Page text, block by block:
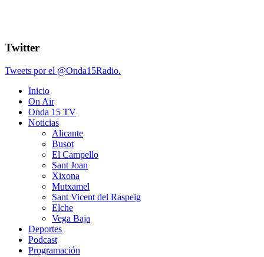
Twitter
Tweets por el @Onda15Radio.
Inicio
On Air
Onda 15 TV
Noticias
Alicante
Busot
El Campello
Sant Joan
Xixona
Mutxamel
Sant Vicent del Raspeig
Elche
Vega Baja
Deportes
Podcast
Programación